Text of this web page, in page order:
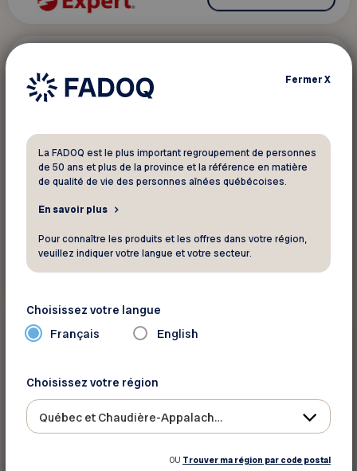
Faites de grosses économies sur l'achat de
vos pneus et de jantes assorties!
Véhicule
Boutique de l'Auto St-Prosper
10% de rabais sur le lavage et le cirage
FermerX
La FADOQ est le plus important regroupement de personnes
de 50 ans et plus de la province et la référence en matière
de qualité de vie des personnes aînées québécoises.
En savoir plus
Pour connaître les produits et les offres dans votre région,
veuillez indiquer votre langue et votre secteur.
Choisissez votre langue
Français English
Choisissez votre région
Québec et Chaudière-Appalaches
OU Trouver ma région par code postal